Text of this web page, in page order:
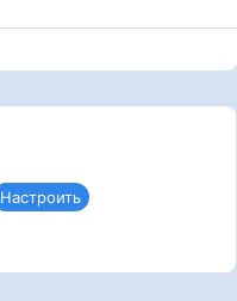
Настроить